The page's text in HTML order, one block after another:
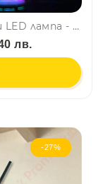
Въртяща се цветна диско парти LED лампа - ефектна, надеждна и икономична, BFO4
лв.
-27%